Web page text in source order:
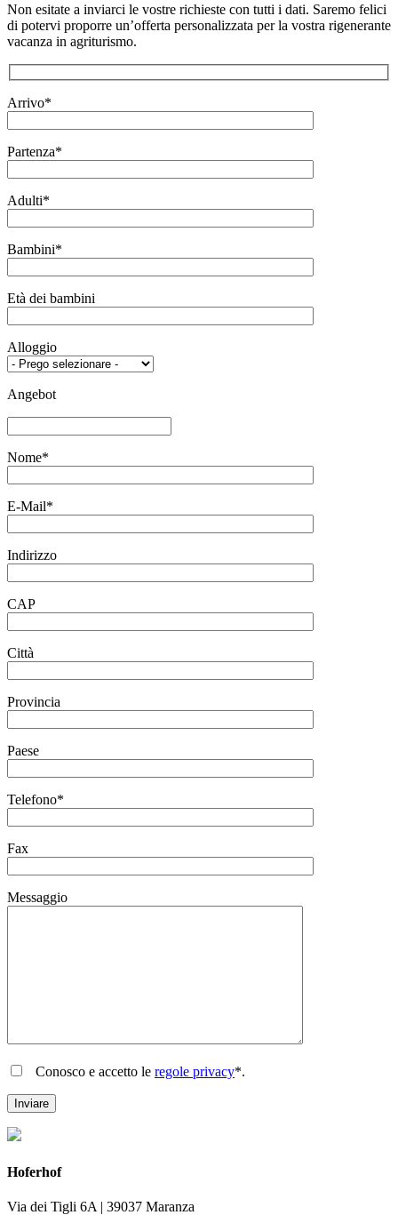
Non esitate a inviarci le vostre richieste con tutti i dati. Saremo felici
di potervi proporre un’offerta personalizzata per la vostra rigenerante
vacanza in agriturismo.
Arrivo*
Partenza*
Adulti*
Bambini*
Età dei bambini
Alloggio
Angebot
Nome*
E-Mail*
Indirizzo
CAP
Città
Provincia
Paese
Telefono*
Fax
Messaggio
Conosco e accetto le regole privacy*.
Hoferhof
Via dei Tigli 6A | 39037 Maranza